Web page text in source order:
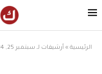
الرئيسية » أرشيفات لـ سبتمبر 25, 2024